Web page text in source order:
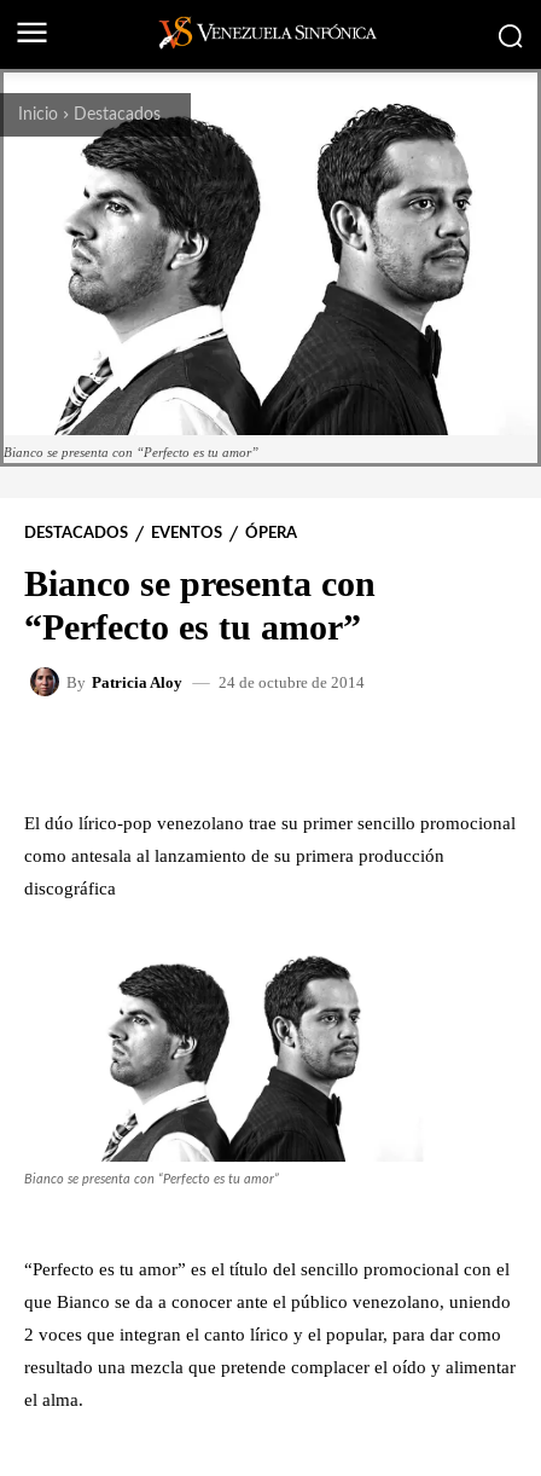
Inicio Destacados
Bianco se presenta con “Perfecto es tu amor”
DESTACADOS EVENTOS ÓPERA
Bianco se presenta con
“Perfecto es tu amor”
By Patricia Aloy 24 de octubre de 2014
El dúo lírico-pop venezolano trae su primer sencillo promocional
como antesala al lanzamiento de su primera producción
discográfica
Bianco se presenta con “Perfecto es tu amor”
“Perfecto es tu amor” es el título del sencillo promocional con el
que Bianco se da a conocer ante el público venezolano, uniendo
2 voces que integran el canto lírico y el popular, para dar como
resultado una mezcla que pretende complacer el oído y alimentar
el alma.